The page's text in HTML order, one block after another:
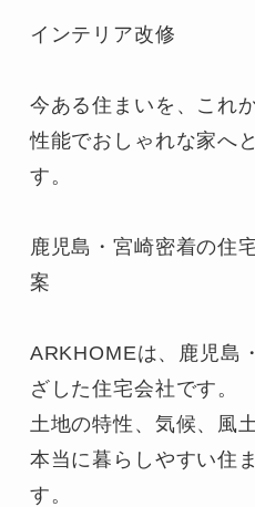
インテリア改修
今ある住まいを、これ
性能でおしゃれな家へ
す。
鹿児島・宮崎密着の住
案
ARKHOMEは、鹿児島
ざした住宅会社です。
土地の特性、気候、風
本当に暮らしやすい住
す。